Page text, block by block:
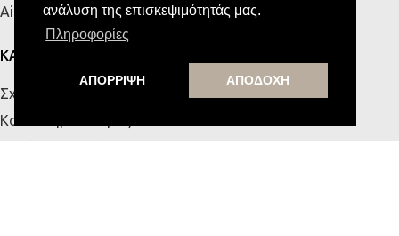
ανάλυση της επισκεψιμότητάς μας.
Πληροφορίες
ΑΠΟΡΡΙΨΗ ΑΠΟΔΟΧΗ
Airbnb
ΚΑΤΑΣΤΗΜΑΤΑ
Σχετικά με εμάς
Κατάστημα Πάτρας